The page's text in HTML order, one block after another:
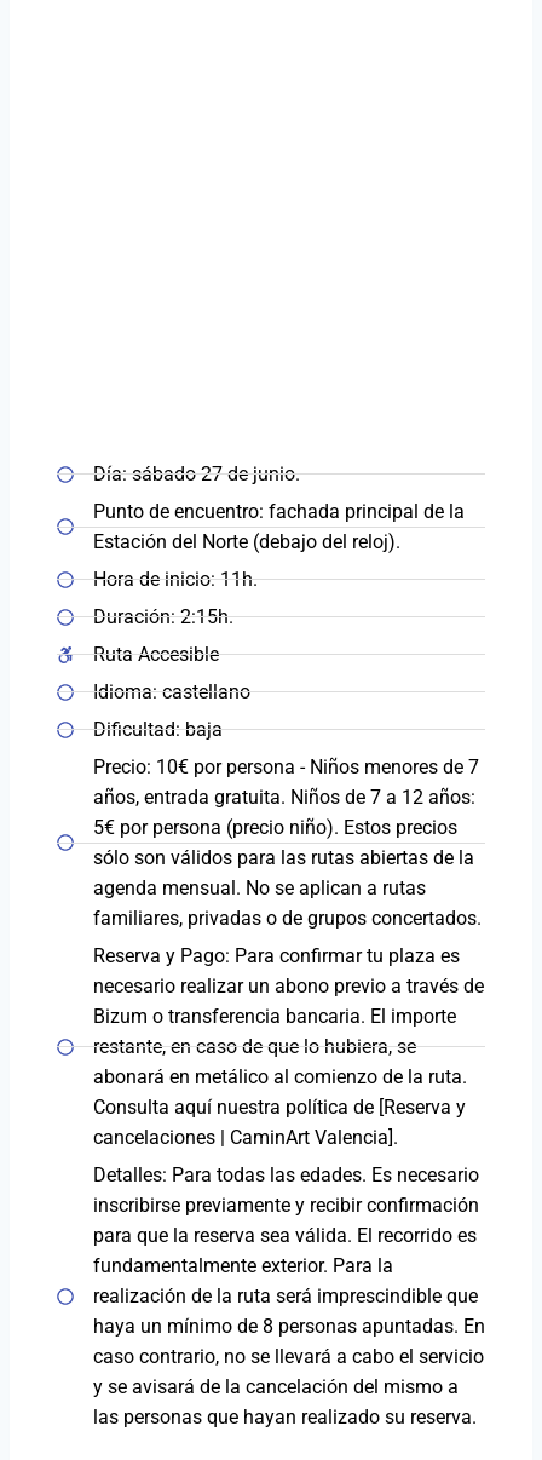
Día: sábado 27 de junio.
Punto de encuentro: fachada principal de la
Estación del Norte (debajo del reloj).
Hora de inicio: 11h.
Duración: 2:15h.
Ruta Accesible
Idioma: castellano
Dificultad: baja
Precio: 10€ por persona - Niños menores de 7
años, entrada gratuita. Niños de 7 a 12 años:
5€ por persona (precio niño). Estos precios
sólo son válidos para las rutas abiertas de la
agenda mensual. No se aplican a rutas
familiares, privadas o de grupos concertados.
Reserva y Pago: Para confirmar tu plaza es
necesario realizar un abono previo a través de
Bizum o transferencia bancaria. El importe
restante, en caso de que lo hubiera, se
abonará en metálico al comienzo de la ruta.
Consulta aquí nuestra política de [Reserva y
cancelaciones | CaminArt Valencia].
Detalles: Para todas las edades. Es necesario
inscribirse previamente y recibir confirmación
para que la reserva sea válida. El recorrido es
fundamentalmente exterior. Para la
realización de la ruta será imprescindible que
haya un mínimo de 8 personas apuntadas. En
caso contrario, no se llevará a cabo el servicio
y se avisará de la cancelación del mismo a
las personas que hayan realizado su reserva.